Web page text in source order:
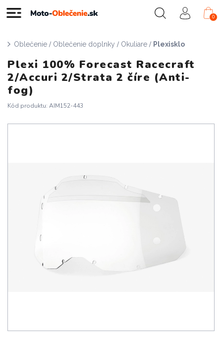
0
Oblečenie / Oblečenie doplnky / Okuliare / Plexisklo
Plexi 100% Forecast Racecraft
2/Accuri 2/Strata 2 číre (Anti-
fog)
Kód produktu: AIM152-443